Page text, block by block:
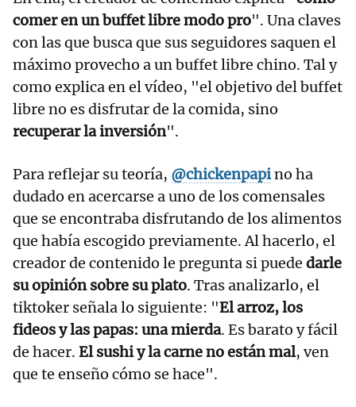
comer en un buffet libre modo pro". Una claves
con las que busca que sus seguidores saquen el
máximo provecho a un buffet libre chino. Tal y
como explica en el vídeo, "el objetivo del buffet
libre no es disfrutar de la comida, sino
recuperar la inversión".
Para reflejar su teoría, @chickenpapino ha
dudado en acercarse a uno de los comensales
que se encontraba disfrutando de los alimentos
que había escogido previamente. Al hacerlo, el
creador de contenido le pregunta si puede darle
su opinión sobre su plato. Tras analizarlo, el
tiktoker señala lo siguiente: "El arroz, los
fideos y las papas: una mierda. Es barato y fácil
de hacer. El sushi y la carne no están mal, ven
que te enseño cómo se hace".